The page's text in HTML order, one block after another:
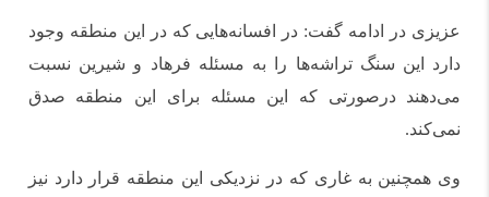
عزیزی در ادامه گفت: در افسانه‌هایی که در این منطقه وجود
دارد این سنگ تراشه‌ها را به مسئله فرهاد و شیرین نسبت
می‌دهند درصورتی که این مسئله برای این منطقه صدق
نمی‌کند.
وی همچنین به غاری که در نزدیکی این منطقه قرار دارد نیز